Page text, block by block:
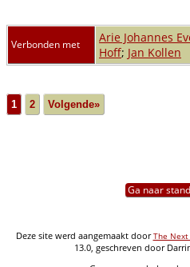
Verbonden met Arie Johannes
Hoff; Jan Kollen
1 2 Volgende»
Ga naar
Deze site werd aangemaakt doorThe
13.0, geschreven door